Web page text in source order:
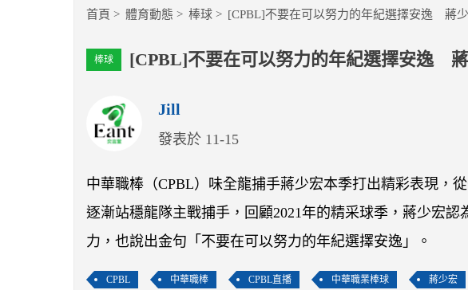
首頁 體育動態 棒球 [CPBL]不要在可以努力的年紀選擇安逸 蔣
棒球 [CPBL]不要在可以努力的年紀選擇安逸
Jill
發表於 11-15
中華職棒（CPBL）味全龍捕手蔣少宏本季打出精彩表現，
逐漸站穩龍隊主戰捕手，回顧2021年的精采球季，蔣少宏
力，也說出金句「不要在可以努力的年紀選擇安逸」。
CPBL 中華職棒 CPBL直播 中華職業棒球 蔣少宏